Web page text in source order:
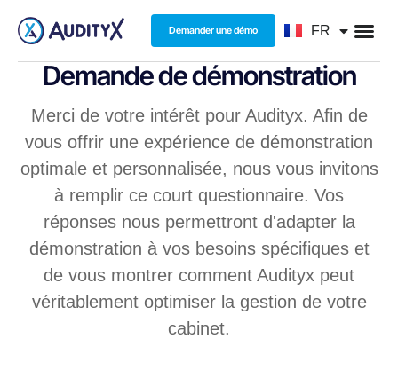
Demander une démo FR
EN
Demande de démonstration
Merci de votre intérêt pour Audityx. Afin de
vous offrir une expérience de démonstration
optimale et personnalisée, nous vous invitons
à remplir ce court questionnaire. Vos
réponses nous permettront d'adapter la
démonstration à vos besoins spécifiques et
de vous montrer comment Audityx peut
véritablement optimiser la gestion de votre
cabinet.